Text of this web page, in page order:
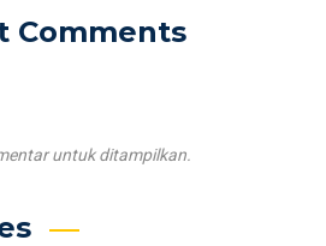
Comments
untuk ditampilkan.